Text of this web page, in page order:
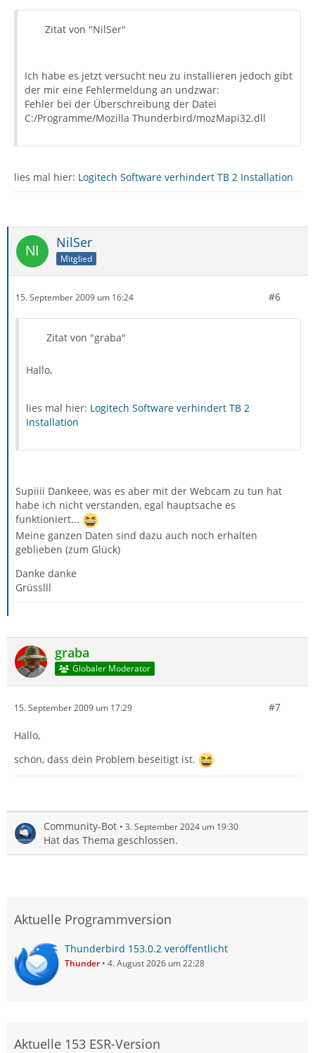
Zitat von "NilSer"
Ich habe es jetzt versucht neu zu installieren jedoch gibt
der mir eine Fehlermeldung an undzwar:
Fehler bei der Überschreibung der Datei
C:/Programme/Mozilla Thunderbird/mozMapi32.dll
lies mal hier: Logitech Software verhindert TB 2 Installation
NilSer
Mitglied
15. September 2009 um 16:24 #6
Zitat von "graba"
Hallo,
lies mal hier: Logitech Software verhindert TB 2
Installation
Supiiii Dankeee, was es aber mit der Webcam zu tun hat
habe ich nicht verstanden, egal hauptsache es
funktioniert...
Meine ganzen Daten sind dazu auch noch erhalten
geblieben (zum Glück)
Danke danke
Grüsslll
graba
Globaler Moderator
15. September 2009 um 17:29 #7
Hallo,
schön, dass dein Problem beseitigt ist.
Community-Bot 3. September 2024 um 19:30
Hat das Thema geschlossen.
Aktuelle Programmversion
Thunderbird 153.0.2 veröffentlicht
Thunder 4. August 2026 um 22:28
Aktuelle 153 ESR-Version